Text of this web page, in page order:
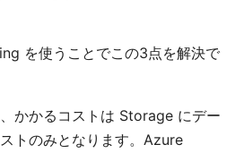
を使うことでこの3点を解決で
かかるコストは Storage にデー
トのみとなります。Azure